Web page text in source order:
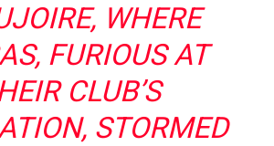
WHERE
FURIOUS AT
CLUB’S
STORMED